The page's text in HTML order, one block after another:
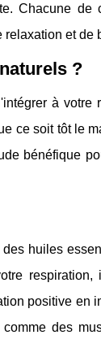
Chacune de
et de
?
à votre
ce soit tôt le
bénéfique
huiles
respiration,
positive en
des